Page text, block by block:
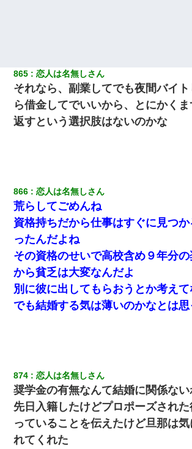
865 恋人は名無しさん
それなら、副業してでも夜間バイ
ら借金してでいいから、とにかく
返すという選択肢はないのかな
866 恋人は名無しさん
荒らしてごめんね
資格持ちだから仕事はすぐに見つ
ったんだよね
その資格のせいで高校含め９年分
から貧乏は大変なんだよ
別に彼に出してもらおうとか考えて
でも結婚する気は薄いのかなとは思
874 恋人は名無しさん
奨学金の有無なんて結婚に関係ない
先日入籍したけどプロポーズされ
っていることを伝えたけど旦那は
れてくれた